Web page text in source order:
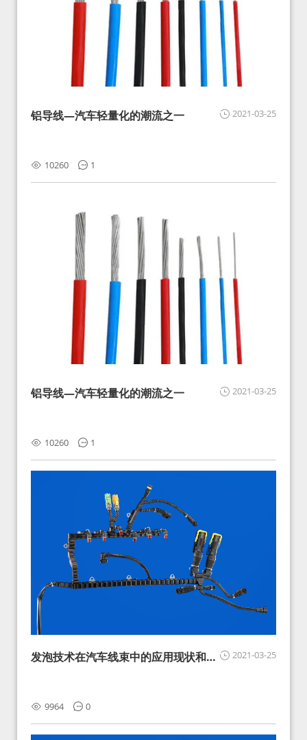
2021-03-25
铝导线—汽车轻量化的潮流之一
10260 1
2021-03-25
铝导线—汽车轻量化的潮流之一
10260 1
2021-03-25
发泡技术在汽车线束中的应用现状和展
9964 0